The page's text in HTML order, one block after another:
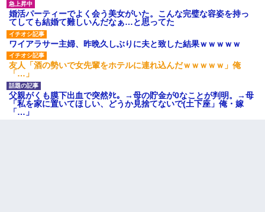
婚活パーティーでよく会う美女がいた。こんな完璧な容姿を持っ
てしても結婚て難しいんだなぁ…と思ってた
ワイアラサー主婦、昨晩久しぶりに夫と致した結果ｗｗｗｗｗ
友人「酒の勢いで女先輩をホテルに連れ込んだｗｗｗｗｗ」俺
「…」
父親がくも膜下出血で突然ﾀﾋ。→母の貯金が0なことが判明。→母
「私を家に置いてほしい、どうか見捨てないで(土下座」俺・嫁
「…」